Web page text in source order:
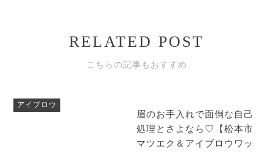
RELATED POST
こちらの記事もおすすめ
アイブロウ
眉のお手入れで面倒な自己
処理とさよなら♡【松本市
マツエク＆アイブロウワッ